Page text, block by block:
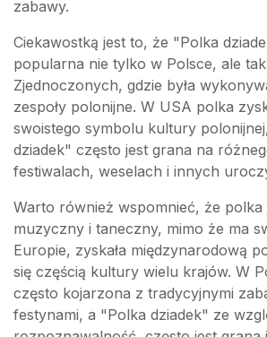
zabawy.
Ciekawostką jest to, że "Polka
popularna nie tylko w Polsce, ale
Zjednoczonych, gdzie była
zespoły polonijne. W USA polka
swoistego symbolu kultury
dziadek" często jest grana na
festiwalach, weselach i innych
Warto również wspomnieć, że polka
muzyczny i taneczny, mimo że ma
Europie, zyskała międzynarodową
się częścią kultury wielu krajów. W
często kojarzona z tradycyjnymi
festynami, a "Polka dziadek" ze